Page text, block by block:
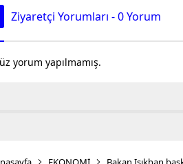
Ziyaretçi Yorumları - 0 Yorum
yorum yapılmamış.